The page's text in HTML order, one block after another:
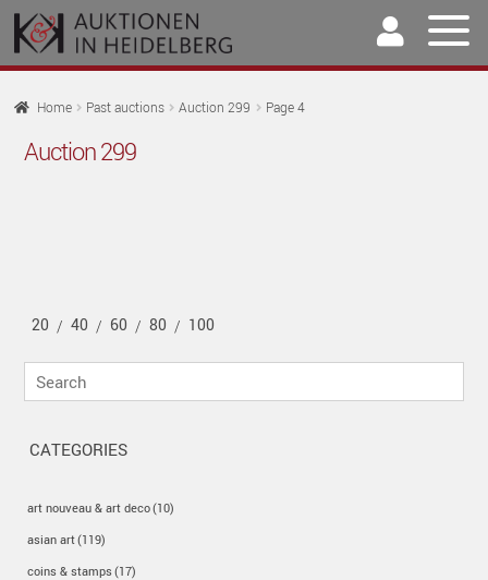
Skip
to
navigation
Skip
to
content
Home
Auctions
Contact
Home Past auctions Auction 299 Page 4
Auction 299
20 / 40 / 60 / 80 / 100
Search
CATEGORIES
art nouveau & art deco(10)
asian art(119)
coins & stamps(17)